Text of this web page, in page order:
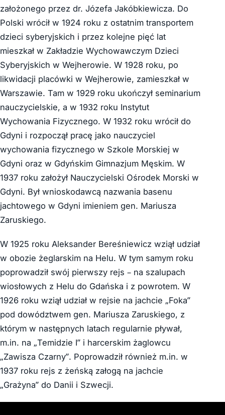
założonego przez dr. Józefa Jakóbkiewicza. Do
Polski wrócił w 1924 roku z ostatnim transportem
dzieci syberyjskich i przez kolejne pięć lat
mieszkał w Zakładzie Wychowawczym Dzieci
Syberyjskich w Wejherowie. W 1928 roku, po
likwidacji placówki w Wejherowie, zamieszkał w
Warszawie. Tam w 1929 roku ukończył seminarium
nauczycielskie, a w 1932 roku Instytut
Wychowania Fizycznego. W 1932 roku wrócił do
Gdyni i rozpoczął pracę jako nauczyciel
wychowania fizycznego w Szkole Morskiej w
Gdyni oraz w Gdyńskim Gimnazjum Męskim. W
1937 roku założył Nauczycielski Ośrodek Morski w
Gdyni. Był wnioskodawcą nazwania basenu
jachtowego w Gdyni imieniem gen. Mariusza
Zaruskiego.
W 1925 roku Aleksander Bereśniewicz wziął udział
w obozie żeglarskim na Helu. W tym samym roku
poprowadził swój pierwszy rejs – na szalupach
wiosłowych z Helu do Gdańska i z powrotem. W
1926 roku wziął udział w rejsie na jachcie „Foka”
pod dowództwem gen. Mariusza Zaruskiego, z
którym w następnych latach regularnie pływał,
m.in. na „Temidzie I” i harcerskim żaglowcu
„Zawisza Czarny”. Poprowadził również m.in. w
1937 roku rejs z żeńską załogą na jachcie
„Grażyna” do Danii i Szwecji.